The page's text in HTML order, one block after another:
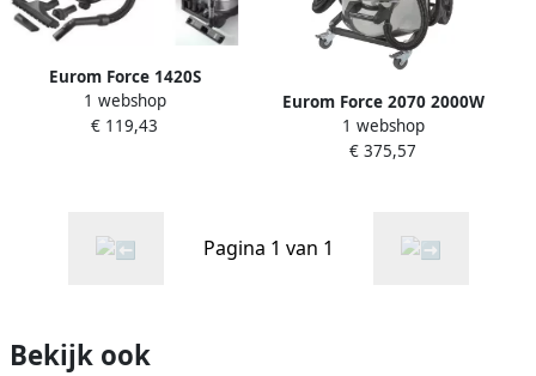
Eurom Force 1420S
Bouwstofzuiger 161328
1 webshop
€ 119,43
Eurom Force 2070 2000W
Industriële Nat- en
Droogzuiger 161342
1 webshop
€ 375,57
Pagina 1 van 1
Bekijk ook